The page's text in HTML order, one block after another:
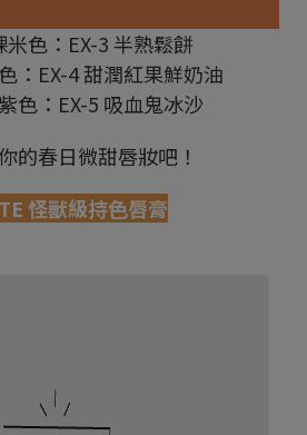
色：EX-3 半熟鬆餅
：EX-4 甜潤紅果鮮奶油
色：EX-5 吸血鬼冰沙
的春日微甜唇妝吧！
怪獸級持色唇膏